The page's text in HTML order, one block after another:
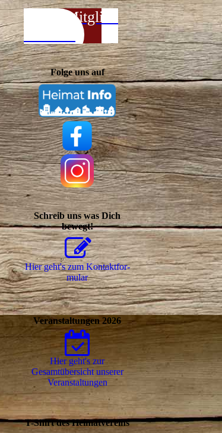
Jetzt Mitglied
Folge uns auf
Schreib uns was Dich
bewegt!
Hier geht's zum Kon­takt­for­
mu­lar
Veranstaltungen 2026
Hier geht's zur
Gesamtübersicht unserer
Ver­an­stal­tungen
T-Shirt des Heimatvereins